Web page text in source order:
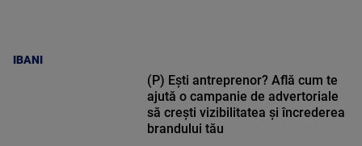
IBANI
(P) Ești antreprenor? Află cum te
ajută o campanie de advertoriale
să crești vizibilitatea și încrederea
brandului tău